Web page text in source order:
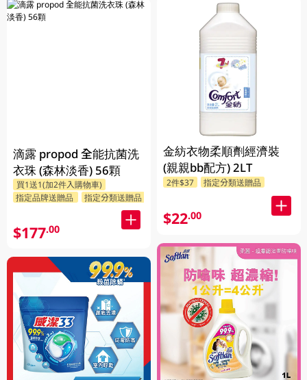
滴露 propod 全能抗菌洗
衣珠 (森林淡香) 56顆
買1送1(加2件入購物車)
指定品牌送贈品
指定分類送贈品
$177.00
金紡衣物柔順劑經濟裝
(親親bb配方) 2LT
2件$37 指定分類送贈品
$22.00